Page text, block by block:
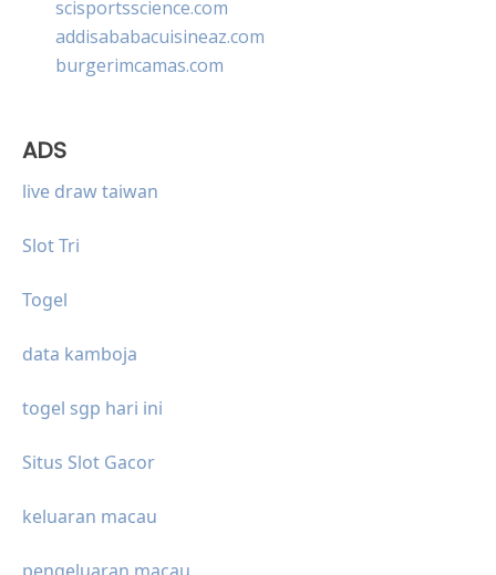
scisportsscience.com
addisababacuisineaz.com
burgerimcamas.com
ADS
live draw taiwan
Slot Tri
Togel
data kamboja
togel sgp hari ini
Situs Slot Gacor
keluaran macau